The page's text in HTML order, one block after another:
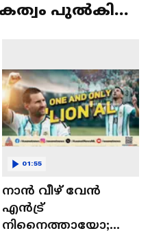
പുല്‍കിയ
നാന്‍ വീഴ് വേന്‍
എന്‍ട്ര്
നിനെെത്തായോ;
01:55